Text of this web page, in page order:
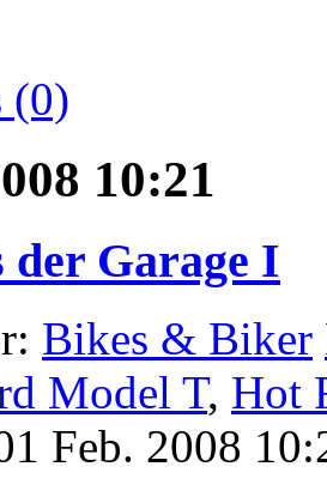
(0)
10:21
der Garage I
Bikes & Biker
Model T, Hot
Feb. 2008